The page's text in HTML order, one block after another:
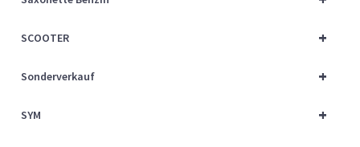
+
SCOOTER
+
Sonderverkauf
+
SYM